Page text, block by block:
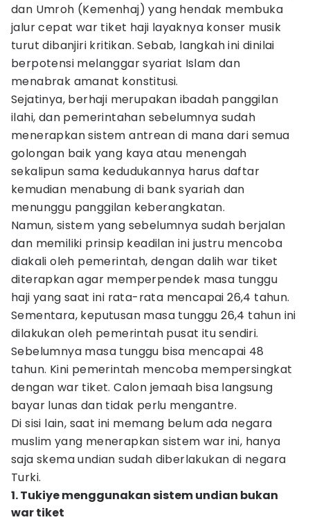
dan Umroh (Kemenhaj) yang hendak membuka
jalur cepat war tiket haji layaknya konser musik
turut dibanjiri kritikan. Sebab, langkah ini dinilai
berpotensi melanggar syariat Islam dan
menabrak amanat konstitusi.
Sejatinya, berhaji merupakan ibadah panggilan
ilahi, dan pemerintahan sebelumnya sudah
menerapkan sistem antrean di mana dari semua
golongan baik yang kaya atau menengah
sekalipun sama kedudukannya harus daftar
kemudian menabung di bank syariah dan
menunggu panggilan keberangkatan.
Namun, sistem yang sebelumnya sudah berjalan
dan memiliki prinsip keadilan ini justru mencoba
diakali oleh pemerintah, dengan dalih war tiket
diterapkan agar memperpendek masa tunggu
haji yang saat ini rata-rata mencapai 26,4 tahun.
Sementara, keputusan masa tunggu 26,4 tahun ini
dilakukan oleh pemerintah pusat itu sendiri.
Sebelumnya masa tunggu bisa mencapai 48
tahun. Kini pemerintah mencoba mempersingkat
dengan war tiket. Calon jemaah bisa langsung
bayar lunas dan tidak perlu mengantre.
Di sisi lain, saat ini memang belum ada negara
muslim yang menerapkan sistem war ini, hanya
saja skema undian sudah diberlakukan di negara
Turki.
1. Tukiye menggunakan sistem undian bukan
war tiket